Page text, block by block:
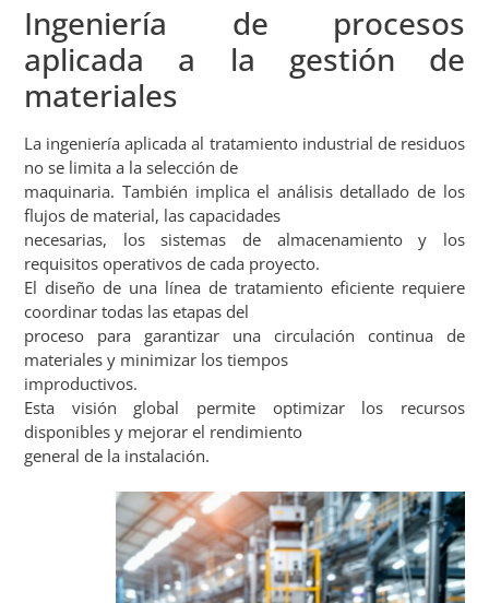
Ingeniería de procesos
aplicada a la gestión de
materiales
La ingeniería aplicada al tratamiento industrial de residuos
no se limita a la selección de
maquinaria. También implica el análisis detallado de los
flujos de material, las capacidades
necesarias, los sistemas de almacenamiento y los
requisitos operativos de cada proyecto.
El diseño de una línea de tratamiento eficiente requiere
coordinar todas las etapas del
proceso para garantizar una circulación continua de
materiales y minimizar los tiempos
improductivos.
Esta visión global permite optimizar los recursos
disponibles y mejorar el rendimiento
general de la instalación.